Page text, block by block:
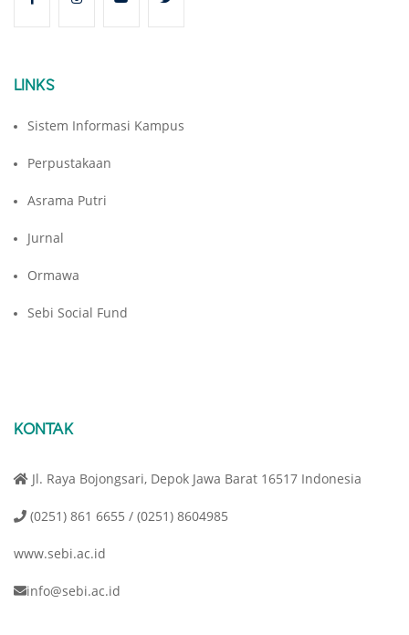
LINKS
Sistem Informasi Kampus
Perpustakaan
Asrama Putri
Jurnal
Ormawa
Sebi Social Fund
KONTAK
Jl. Raya Bojongsari, Depok Jawa Barat 16517 Indonesia
(0251) 861 6655 / (0251) 8604985
www.sebi.ac.id
info@sebi.ac.id